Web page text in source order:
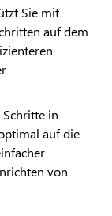
Sie mit
auf dem
in
auf die
von